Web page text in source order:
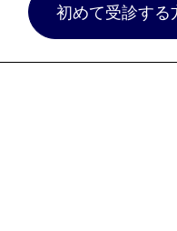
初めて受診する